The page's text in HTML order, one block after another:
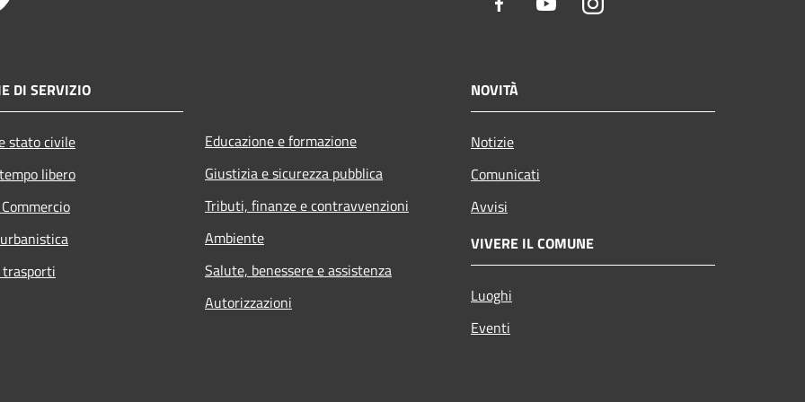
DI SERVIZIO
stato civile
libero
Educazione e formazione
Giustizia e sicurezza pubblica
Tributi, finanze e contravvenzioni
Ambiente
Salute, benessere e assistenza
Autorizzazioni
NOVITÀ
Notizie
Comunicati
Avvisi
VIVERE IL COMUNE
Luoghi
Eventi